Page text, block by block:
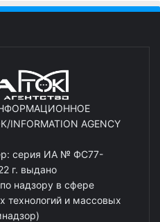
AGENCY
серия ИА № ФС77-
г. выдано
надзору в сфере
технологий и массовых